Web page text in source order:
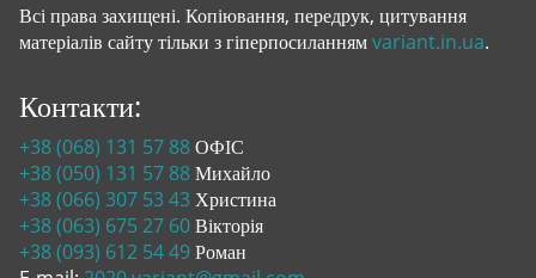
Всі права захищені. Копіювання, передрук, цитування
матеріалів сайту тільки з гіперпосиланнямvariant.in.ua.
Контакти:
+38 (068) 131 57 88ОФІС
+38 (050) 131 57 88Михайло
+38 (066) 307 53 43 Христина
+38 (063) 675 27 60Вікторія
+38 (093) 612 54 49Роман